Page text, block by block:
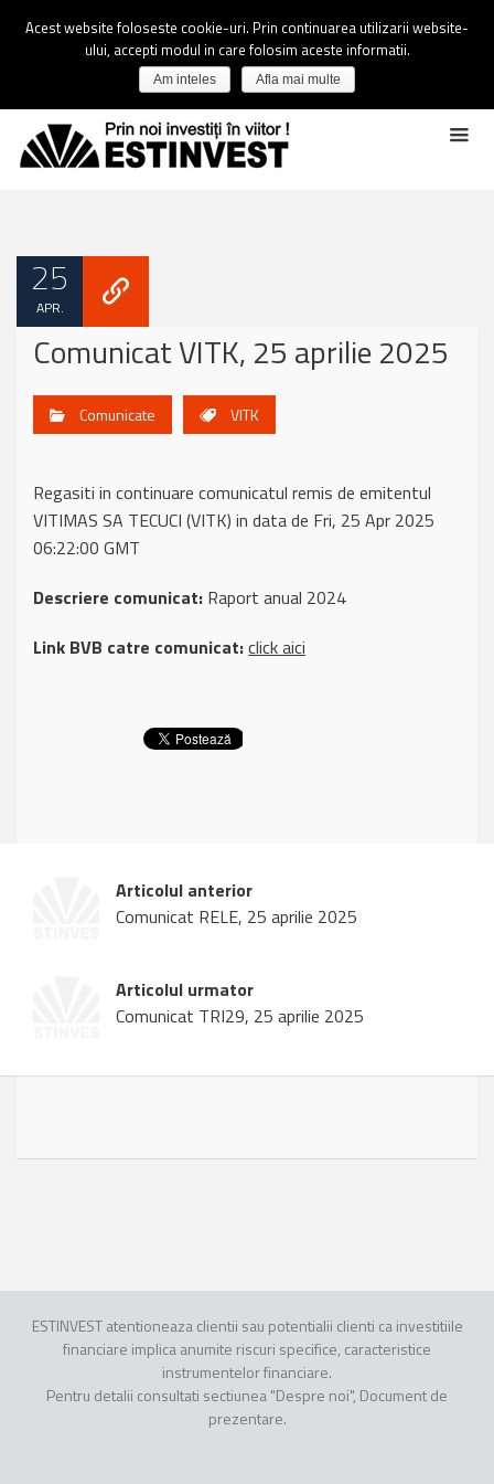
25
APR.
Comunicat VITK, 25 aprilie 2025
Comunicate VITK
Regasiti in continuare comunicatul remis de emitentul
VITIMAS SA TECUCI (VITK) in data de Fri, 25 Apr 2025
06:22:00 GMT
Descriere comunicat: Raport anual 2024
Link BVB catre comunicat:click aici
Articolul anterior
Comunicat RELE, 25 aprilie 2025
Articolul urmator
Comunicat TRI29, 25 aprilie 2025
ESTINVEST atentioneaza clientii sau potentialii clienti ca investitiile
financiare implica anumite riscuri specifice, caracteristice
instrumentelor financiare.
Pentru detalii consultati sectiunea "Despre noi", Document de
prezentare.
Acest website foloseste cookie-uri. Prin continuarea utilizarii website-
ului, accepti modul in care folosim aceste informatii.
Am inteles Afla mai multe